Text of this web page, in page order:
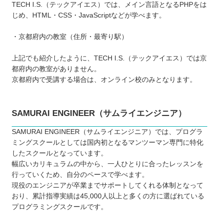
TECH I.S.（テックアイエス）では、メイン言語となるPHPをは
じめ、HTML・CSS・JavaScriptなどが学べます。
・京都府内の教室（住所・最寄り駅）
上記でも紹介したように、TECH I.S.（テックアイエス）では京
都府内の教室がありません。
京都府内で受講する場合は、オンライン校のみとなります。
SAMURAI ENGINEER（サムライエンジニア）
SAMURAI ENGINEER（サムライエンジニア）では、プログラ
ミングスクールとしては国内初となるマンツーマン専門に特化
したスクールとなっています。
幅広いカリキュラムの中から、一人ひとりに合ったレッスンを
行っていくため、自分のペースで学べます。
現役のエンジニアが卒業までサポートしてくれる体制となって
おり、累計指導実績は45,000人以上と多くの方に選ばれている
プログラミングスクールです。